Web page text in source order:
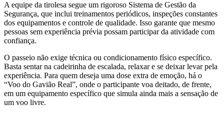
A equipe da tirolesa segue um rigoroso Sistema de Gestão da
Segurança, que inclui treinamentos periódicos, inspeções constantes
dos equipamentos e controle de qualidade. Isso garante que mesmo
pessoas sem experiência prévia possam participar da atividade com
confiança.
O passeio não exige técnica ou condicionamento físico específico.
Basta sentar na cadeirinha de escalada, relaxar e se deixar levar pela
experiência. Para quem deseja uma dose extra de emoção, há o
“Voo do Gavião Real”, onde o participante voa deitado, de frente,
em um equipamento específico que simula ainda mais a sensação de
um voo livre.